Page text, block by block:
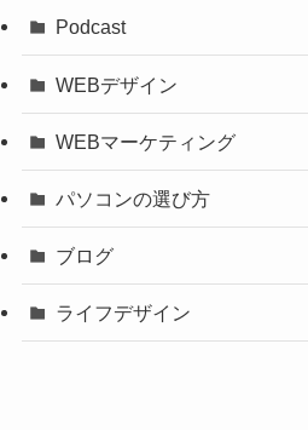
Podcast
WEBデザイン
WEBマーケティング
パソコンの選び方
ブログ
ライフデザイン